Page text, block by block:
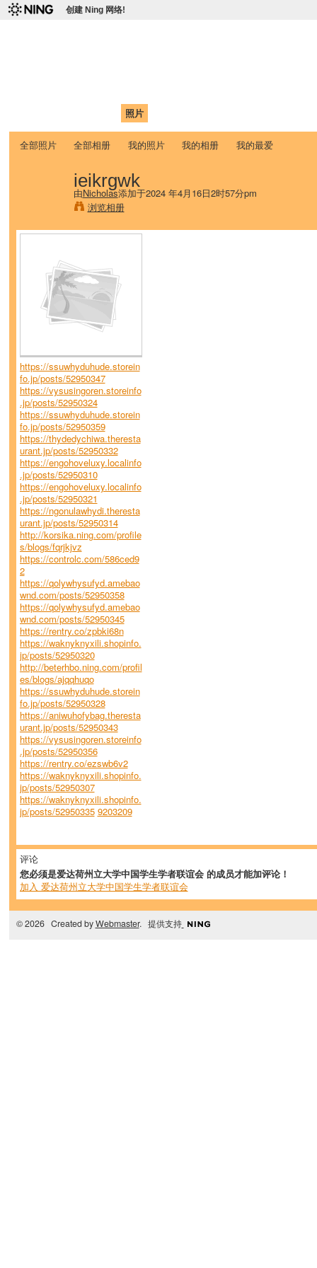
创建 Ning 网络!
照片
全部照片 全部相册 我的照片 我的相册 我的最爱
ieikrgwk
由Nicholas添加于2024 年4月16日2时57分pm
浏览相册
https://ssuwhyduhude.storein
fo.jp/posts/52950347
https://vysusingoren.storeinfo
.jp/posts/52950324
https://ssuwhyduhude.storein
fo.jp/posts/52950359
https://thydedychiwa.theresta
urant.jp/posts/52950332
https://engohoveluxy.localinfo
.jp/posts/52950310
https://engohoveluxy.localinfo
.jp/posts/52950321
https://ngonulawhydi.theresta
urant.jp/posts/52950314
http://korsika.ning.com/profile
s/blogs/fqrjkjvz
https://controlc.com/586ced9
2
https://qolywhysufyd.amebao
wnd.com/posts/52950358
https://qolywhysufyd.amebao
wnd.com/posts/52950345
https://rentry.co/zpbki68n
https://waknyknyxili.shopinfo.
jp/posts/52950320
http://beterhbo.ning.com/profil
es/blogs/ajqqhuqo
https://ssuwhyduhude.storein
fo.jp/posts/52950328
https://aniwuhofybag.theresta
urant.jp/posts/52950343
https://vysusingoren.storeinfo
.jp/posts/52950356
https://rentry.co/ezswb6v2
https://waknyknyxili.shopinfo.
jp/posts/52950307
https://waknyknyxili.shopinfo.
jp/posts/52950335 9203209
评论
您必须是爱达荷州立大学中国学生学者联谊会 的成员才能加评论！
加入 爱达荷州立大学中国学生学者联谊会
© 2026 Created byWebmaster. 提供支持